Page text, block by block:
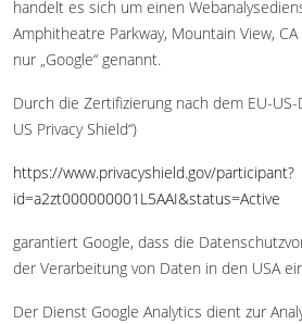
handelt es sich um einen
Amphitheatre Parkway, Mountain View,
nur „Google“ genannt.
Durch die Zertifizierung nach dem EU-
US Privacy Shield“)
https://www.privacyshield.gov/participant?
id=a2zt000000001L5AAI&status=Active
garantiert Google, dass die
der Verarbeitung von Daten in den USA
Der Dienst Google Analytics dient zur